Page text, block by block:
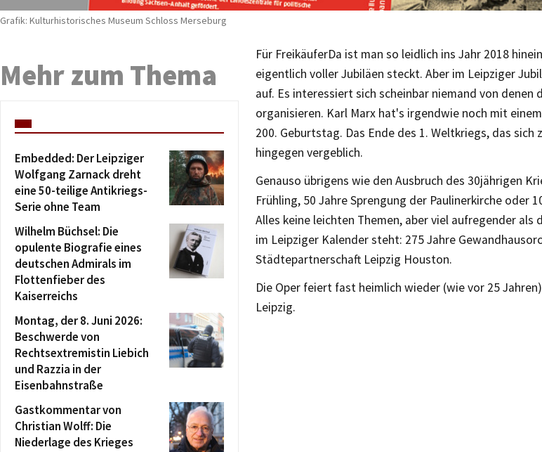
Grafik: Kulturhistorisches Museum Schloss Merseburg
Für FreikäuferDa ist man so leidlich ins Jahr 2018
eigentlich voller Jubiläen steckt. Aber im Leipziger
auf. Es interessiert sich scheinbar niemand von denen
organisieren. Karl Marx hat's irgendwie noch mit
200. Geburtstag. Das Ende des 1. Weltkriegs, das sich
hingegen vergeblich.
Genauso übrigens wie den Ausbruch des 30jährigen
Frühling, 50 Jahre Sprengung der Paulinerkirche oder
Alles keine leichten Themen, aber viel aufregender als
im Leipziger Kalender steht: 275 Jahre
Städtepartnerschaft Leipzig Houston.
Die Oper feiert fast heimlich wieder (wie vor 25
Leipzig.
Mehr zum Thema
Embedded: Der Leipziger
Wolfgang Zarnack dreht
eine 50-teilige Antikriegs-
Serie ohne Team
Wilhelm Büchsel: Die
opulente Biografie eines
deutschen Admirals im
Flottenfieber des
Kaiserreichs
Montag, der 8. Juni 2026:
Beschwerde von
Rechtsextremistin Liebich
und Razzia in der
Eisenbahnstraße
Gastkommentar von
Christian Wolff: Die
Niederlage des Krieges